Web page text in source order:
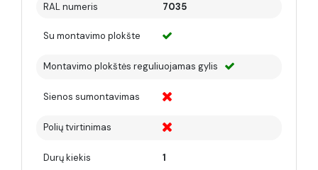
RAL numeris 7035
Su montavimo plokšte
Montavimo plokštės reguliuojamas gylis
Sienos sumontavimas
Polių tvirtinimas
Durų kiekis 1